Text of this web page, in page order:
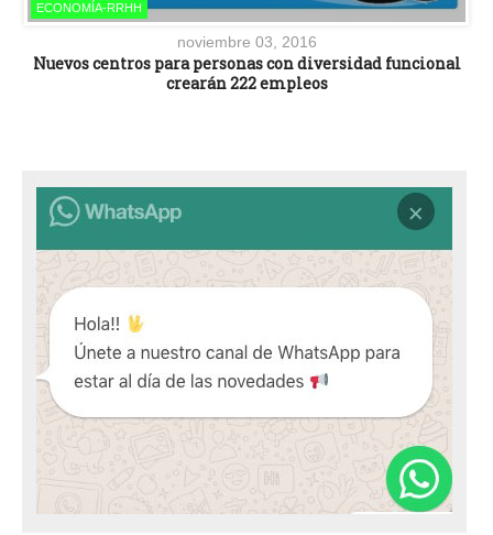
ECONOMÍA-RRHH
noviembre 03, 2016
Nuevos centros para personas con diversidad funcional
crearán 222 empleos